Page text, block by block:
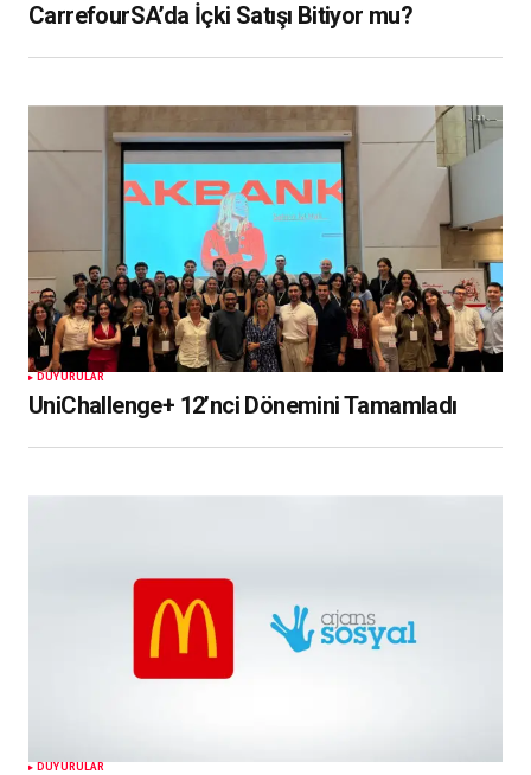
CarrefourSA’da İçki Satışı Bitiyor mu?
DUYURULAR
UniChallenge+ 12’nci Dönemini Tamamladı
DUYURULAR